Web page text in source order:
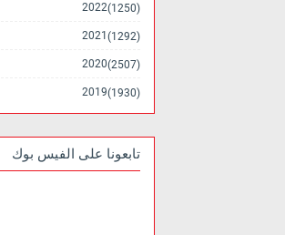
2022 (1250)
2021 (1292)
2020 (2507)
2019 (1930)
تابعونا على الفيس بوك